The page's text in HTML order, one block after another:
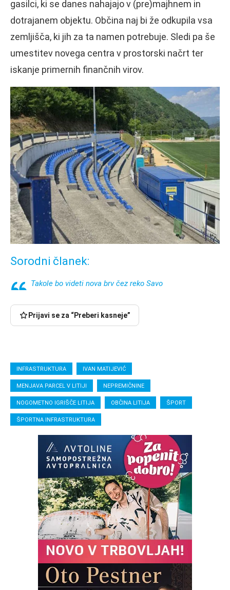
gasilci, ki se danes nahajajo v (pre)majhnem in
dotrajanem objektu. Občina naj bi že odkupila vsa
zemljišča, ki jih za ta namen potrebuje. Sledi pa še
umestitev novega centra v prostorski načrt ter
iskanje primernih finančnih virov.
Sorodni članek:
Takole bo videti nova brv čez reko Savo
Prijavi se za “Preberi kasneje”
INFRASTRUKTURA IVAN MATIJEVIĆ
MENJAVA PARCEL V LITIJI NEPREMIČNINE
NOGOMETNO IGRIŠČE LITIJA OBČINA LITIJA ŠPORT
ŠPORTNA INFRASTRUKTURA